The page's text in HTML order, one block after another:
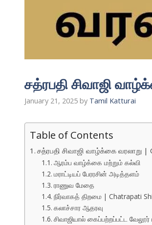
சத்ரபதி சிவாஜி
January 21, 2025 by Tamil Katturai
Table of Contents
சத்ரபதி சிவாஜி வாழ்க்கை
ஆரம்ப வாழ்க்கை மற்றும் கல்வி
மராட்டியப் பேரரசின் அடித்தளம்
ராணுவ மேதை
நிர்வாகத் திறமை | Chatrapati
கலாச்சார ஆதரவு
சிவாஜியால் கைப்பற்றப்பட்ட